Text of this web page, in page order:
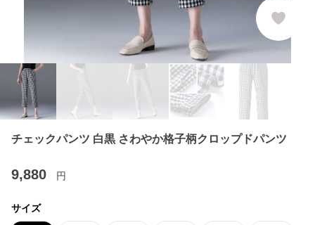
チェックパンツ 白黒 さわやか格子柄クロップドパンツ
9,880 円
サイズ